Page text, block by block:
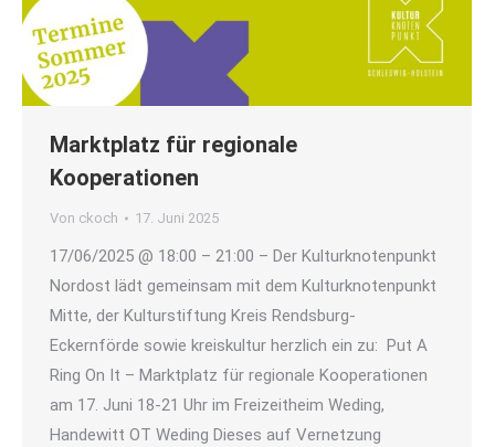
Marktplatz für regionale
Kooperationen
Von ckoch 17. Juni 2025
17/06/2025 @ 18:00 – 21:00 – Der Kulturknotenpunkt
Nordost lädt gemeinsam mit dem Kulturknotenpunkt
Mitte, der Kulturstiftung Kreis Rendsburg-
Eckernförde sowie kreiskultur herzlich ein zu: Put A
Ring On It – Marktplatz für regionale Kooperationen
am 17. Juni 18-21 Uhr im Freizeitheim Weding,
Handewitt OT Weding Dieses auf Vernetzung